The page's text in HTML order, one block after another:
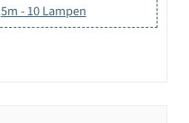
5m - 10 Lampen